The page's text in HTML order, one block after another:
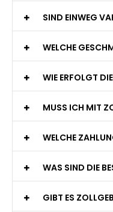
SIND EINWEG
WELCHE
WIE ERFOLGT
MUSS ICH MIT
WELCHE
WAS SIND DIE
GIBT ES